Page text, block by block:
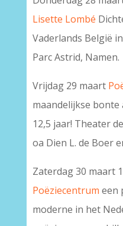
Lisette Lombé
Vaderlands België
Parc Astrid, Namen.
Vrijdag 29 maart
maandelijkse
12,5 jaar! Theater
oa Dien L. de Boer
Zaterdag 30 maart
Poëziecentrum een
moderne in het